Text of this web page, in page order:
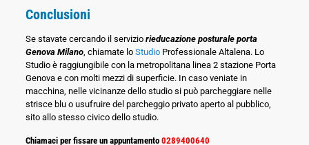
Conclusioni
Se stavate cercando il servizio rieducazione posturale porta
Genova Milano, chiamate lo StudioProfessionale Altalena. Lo
Studio è raggiungibile con la metropolitana linea 2 stazione Porta
Genova e con molti mezzi di superficie. In caso veniate in
macchina, nelle vicinanze dello studio si può parcheggiare nelle
strisce blu o usufruire del parcheggio privato aperto al pubblico,
sito allo stesso civico dello studio.
Chiamaci per fissare un appuntamento 0289400640